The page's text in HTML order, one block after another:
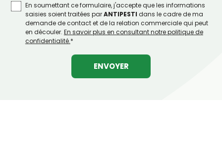
En soumettant ce formulaire, j'accepte que les informations
saisies soient traitées parANTIPESTI dans le cadre de ma
demande de contact et de la relation commerciale qui peut
en découler. En savoir plus en consultant notre politique de
confidentialité.*